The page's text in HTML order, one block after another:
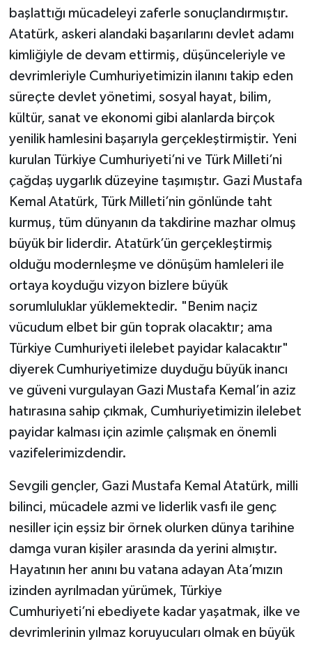
başlattığı mücadeleyi zaferle sonuçlandırmıştır.
Atatürk, askeri alandaki başarılarını devlet adamı
kimliğiyle de devam ettirmiş, düşünceleriyle ve
devrimleriyle Cumhuriyetimizin ilanını takip eden
süreçte devlet yönetimi, sosyal hayat, bilim,
kültür, sanat ve ekonomi gibi alanlarda birçok
yenilik hamlesini başarıyla gerçekleştirmiştir. Yeni
kurulan Türkiye Cumhuriyeti’ni ve Türk Milleti’ni
çağdaş uygarlık düzeyine taşımıştır. Gazi Mustafa
Kemal Atatürk, Türk Milleti’nin gönlünde taht
kurmuş, tüm dünyanın da takdirine mazhar olmuş
büyük bir liderdir. Atatürk’ün gerçekleştirmiş
olduğu modernleşme ve dönüşüm hamleleri ile
ortaya koyduğu vizyon bizlere büyük
sorumluluklar yüklemektedir. "Benim naçiz
vücudum elbet bir gün toprak olacaktır; ama
Türkiye Cumhuriyeti ilelebet payidar kalacaktır"
diyerek Cumhuriyetimize duyduğu büyük inancı
ve güveni vurgulayan Gazi Mustafa Kemal’in aziz
hatırasına sahip çıkmak, Cumhuriyetimizin ilelebet
payidar kalması için azimle çalışmak en önemli
vazifelerimizdendir.
Sevgili gençler, Gazi Mustafa Kemal Atatürk, milli
bilinci, mücadele azmi ve liderlik vasfı ile genç
nesiller için eşsiz bir örnek olurken dünya tarihine
damga vuran kişiler arasında da yerini almıştır.
Hayatının her anını bu vatana adayan Ata’mızın
izinden ayrılmadan yürümek, Türkiye
Cumhuriyeti’ni ebediyete kadar yaşatmak, ilke ve
devrimlerinin yılmaz koruyucuları olmak en büyük